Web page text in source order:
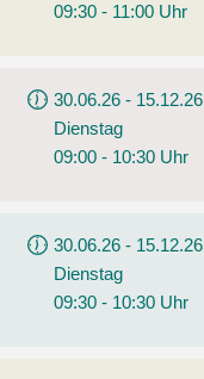
09:30 - 11:00 Uhr
30.06.26 - 15.12.26
Dienstag
09:00 - 10:30 Uhr
30.06.26 - 15.12.26
Dienstag
09:30 - 10:30 Uhr